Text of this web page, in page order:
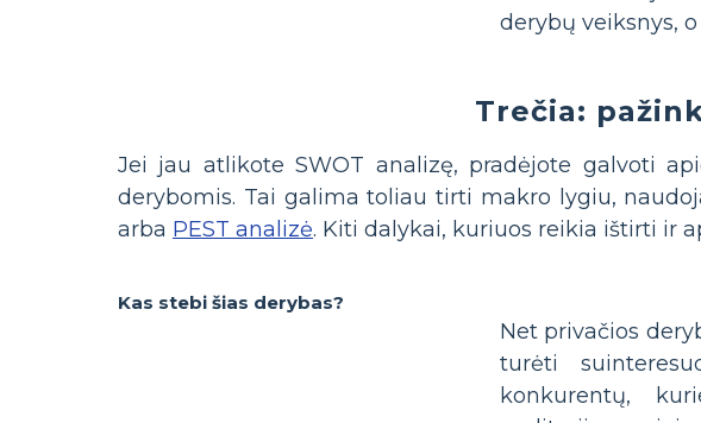
derybų veiksnys,
Trečia:
Jei jau atlikote SWOT analizę, pradėjote galvoti
derybomis. Tai galima toliau tirti makro lygiu,
arba PEST analizė. Kiti dalykai, kuriuos reikia ištirti ir
Kas stebi šias derybas?
Net privačios
turėti
konkurentų,